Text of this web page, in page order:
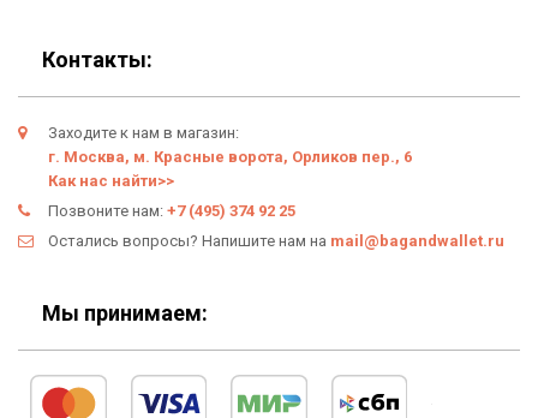
Гарантия
Условия возврата
Оферта
Политика конфиденциальности
Подарки
Контакты:
Заходите к нам в магазин:
г. Москва, м. Красные ворота, Орликов пер., 6
Как нас найти>>
Позвоните нам: +7 (495) 374 92 25
Остались вопросы? Напишите нам на mail@bagandwallet.ru
Мы принимаем: